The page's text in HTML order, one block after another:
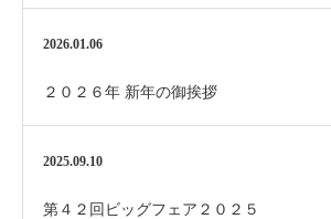
2026.01.06
２０２６年 新年の御挨拶
2025.09.10
第４２回ビッグフェア２０２５